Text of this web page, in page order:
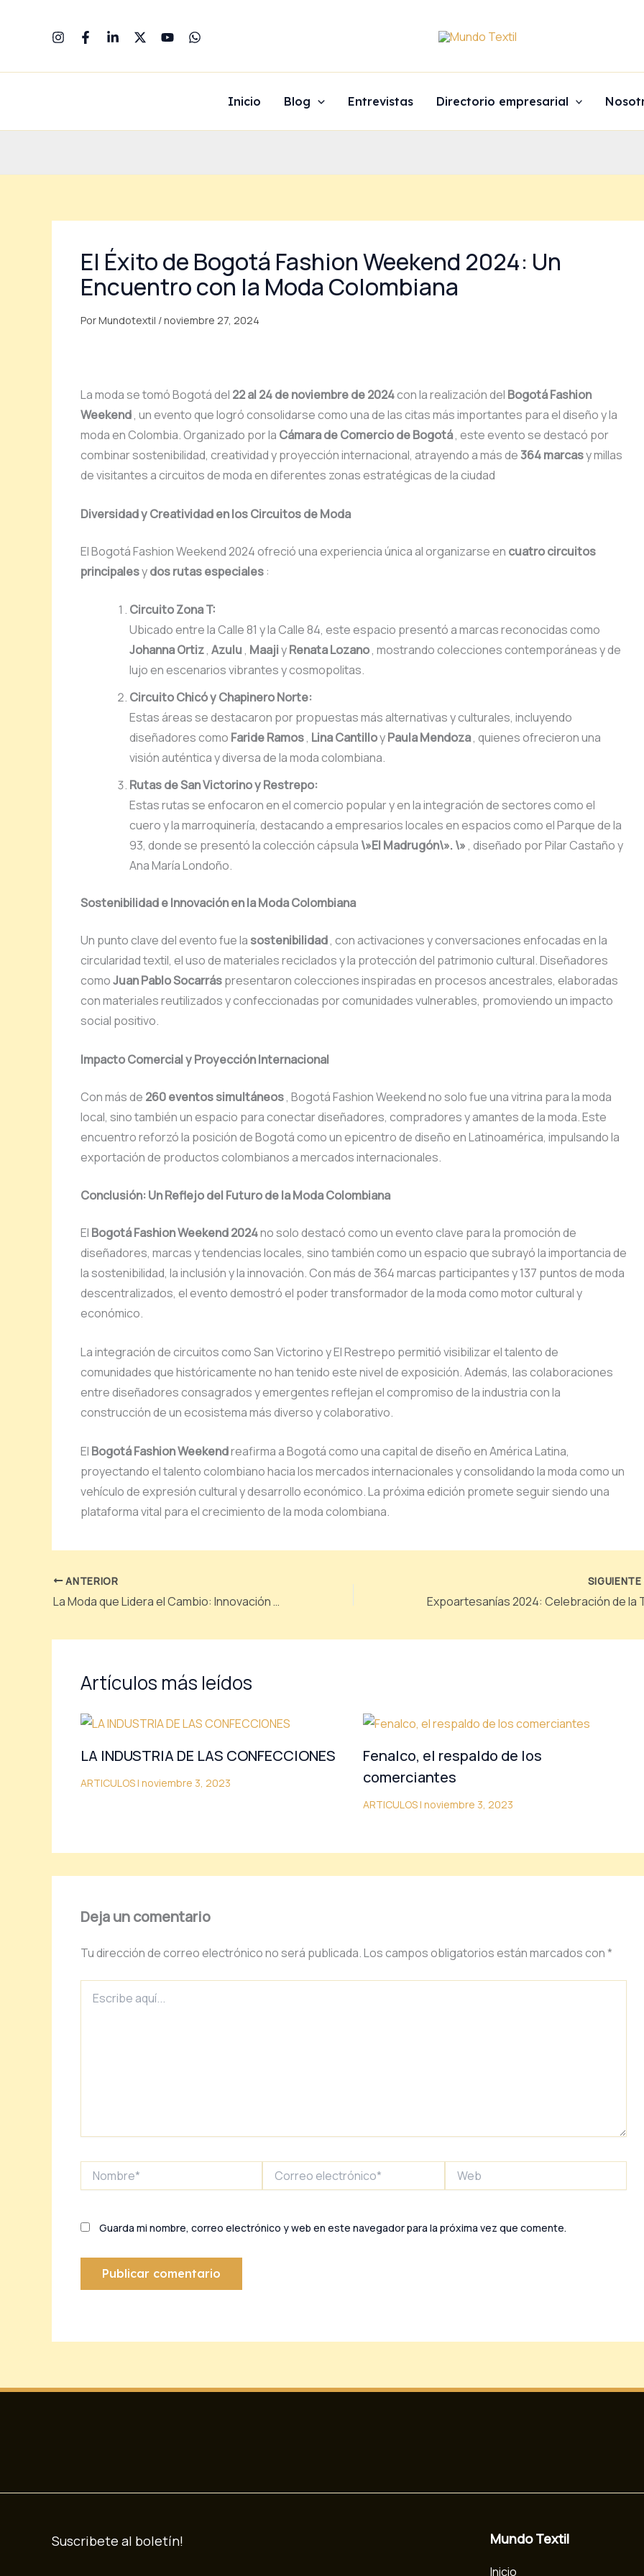
Inicio Blog Entrevistas Directorio empresarial
El Éxito de Bogotá Fashion Weekend 2024: Un
Encuentro con la Moda Colombiana
PorMundotextil /noviembre 27, 2024
La moda se tomó Bogotá del 22 al 24 de noviembre de 2024con la realización del Bogotá Fashion
Weekend, un evento que logró consolidarse como una de las citas más importantes para el diseño y la
moda en Colombia. Organizado por la Cámara de Comercio de Bogotá, este evento se destacó por
combinar sostenibilidad, creatividad y proyección internacional, atrayendo a más de364 marcasy millas
de visitantes a circuitos de moda en diferentes zonas estratégicas de la ciudad
Diversidad y Creatividad en los Circuitos de Moda
El Bogotá Fashion Weekend 2024 ofreció una experiencia única al organizarse en cuatro circuitos
principalesydos rutas especiales:
Circuito Zona T:
Ubicado entre la Calle 81 y la Calle 84, este espacio presentó a marcas reconocidas como
Johanna Ortiz, Azulu, MaajiyRenata Lozano, mostrando colecciones contemporáneas y de
lujo en escenarios vibrantes y cosmopolitas.
Circuito Chicó y Chapinero Norte:
Estas áreas se destacaron por propuestas más alternativas y culturales, incluyendo
diseñadores como Faride Ramos, Lina CantilloyPaula Mendoza, quienes ofrecieron una
visión auténtica y diversa de la moda colombiana.
Rutas de San Victorino y Restrepo:
Estas rutas se enfocaron en el comercio popular y en la integración de sectores como el
cuero y la marroquinería, destacando a empresarios locales en espacios como el Parque de la
93, donde se presentó la colección cápsula \»El Madrugón\». \», diseñado por Pilar Castaño y
Ana María Londoño.
Sostenibilidad e Innovación en la Moda Colombiana
Un punto clave del evento fue la sostenibilidad, con activaciones y conversaciones enfocadas en la
circularidad textil, el uso de materiales reciclados y la protección del patrimonio cultural. Diseñadores
comoJuan Pablo Socarráspresentaron colecciones inspiradas en procesos ancestrales, elaboradas
con materiales reutilizados y confeccionadas por comunidades vulnerables, promoviendo un impacto
social positivo.
Impacto Comercial y Proyección Internacional
Con más de 260 eventos simultáneos, Bogotá Fashion Weekend no solo fue una vitrina para la moda
local, sino también un espacio para conectar diseñadores, compradores y amantes de la moda. Este
encuentro reforzó la posición de Bogotá como un epicentro de diseño en Latinoamérica, impulsando la
exportación de productos colombianos a mercados internacionales.
Conclusión: Un Reflejo del Futuro de la Moda Colombiana
El Bogotá Fashion Weekend 2024no solo destacó como un evento clave para la promoción de
diseñadores, marcas y tendencias locales, sino también como un espacio que subrayó la importancia de
la sostenibilidad, la inclusión y la innovación. Con más de 364 marcas participantes y 137 puntos de moda
descentralizados, el evento demostró el poder transformador de la moda como motor cultural y
económico.
La integración de circuitos como San Victorino y El Restrepo permitió visibilizar el talento de
comunidades que históricamente no han tenido este nivel de exposición. Además, las colaboraciones
entre diseñadores consagrados y emergentes reflejan el compromiso de la industria con la
construcción de un ecosistema más diverso y colaborativo.
El Bogotá Fashion Weekendreafirma a Bogotá como una capital de diseño en América Latina,
proyectando el talento colombiano hacia los mercados internacionales y consolidando la moda como un
vehículo de expresión cultural y desarrollo económico. La próxima edición promete seguir siendo una
plataforma vital para el crecimiento de la moda colombiana.
ANTERIOR
La Moda que Lidera el Cambio: Innovación y Sostenibilidad en la Industria Textil
SIGUIENTE
Artículos más leídos
LA INDUSTRIA DE LAS CONFECCIONES
ARTICULOS| noviembre 3, 2023
Fenalco, el respaldo de los
comerciantes
ARTICULOS| noviembre 3, 2023
Deja un comentario
Tu dirección de correo electrónico no será publicada.Los campos obligatorios están marcados con*
aquí...
electrónico*
Guarda mi nombre, correo electrónico y web en este navegador para la próxima vez que comente.
Suscribete al boletín! Mundo Textil
Inicio